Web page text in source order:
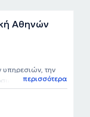
Αθηνών
υπηρεσιών, την
και το
θα
περισσότερα